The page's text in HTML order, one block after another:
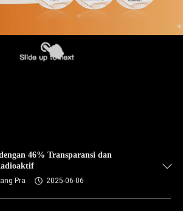
46% Transparansi dan
Pra 2025-06-06